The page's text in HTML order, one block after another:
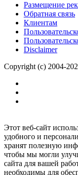
Размещение
Обратная связь
Клиентам
Disclaimer
Copyright (c) 2004-
Этот веб-сайт
удобного и
хранят полезную
чтобы мы могли
сайта для вашей
необходимы для